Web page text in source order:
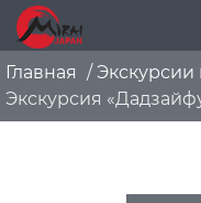
Главная /
Экскурсия